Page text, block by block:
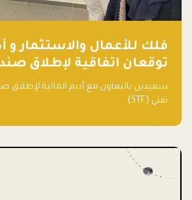
فلك للأعمال والاستثمار و
توقعان اتفاقية لإطلاق
جريء تقني (STF) - مشغل من قبل فـلك
سعيدين بالتعاون مع أديم المالية لإطلاق
تقني (STF)